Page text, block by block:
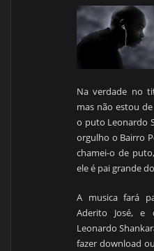
Na verdade no
mas não estou
o puto Leonardo
orgulho o Bairro
chamei-o de
ele é pai grande
A musica fará
Aderito José, e
Leonardo
fazer download